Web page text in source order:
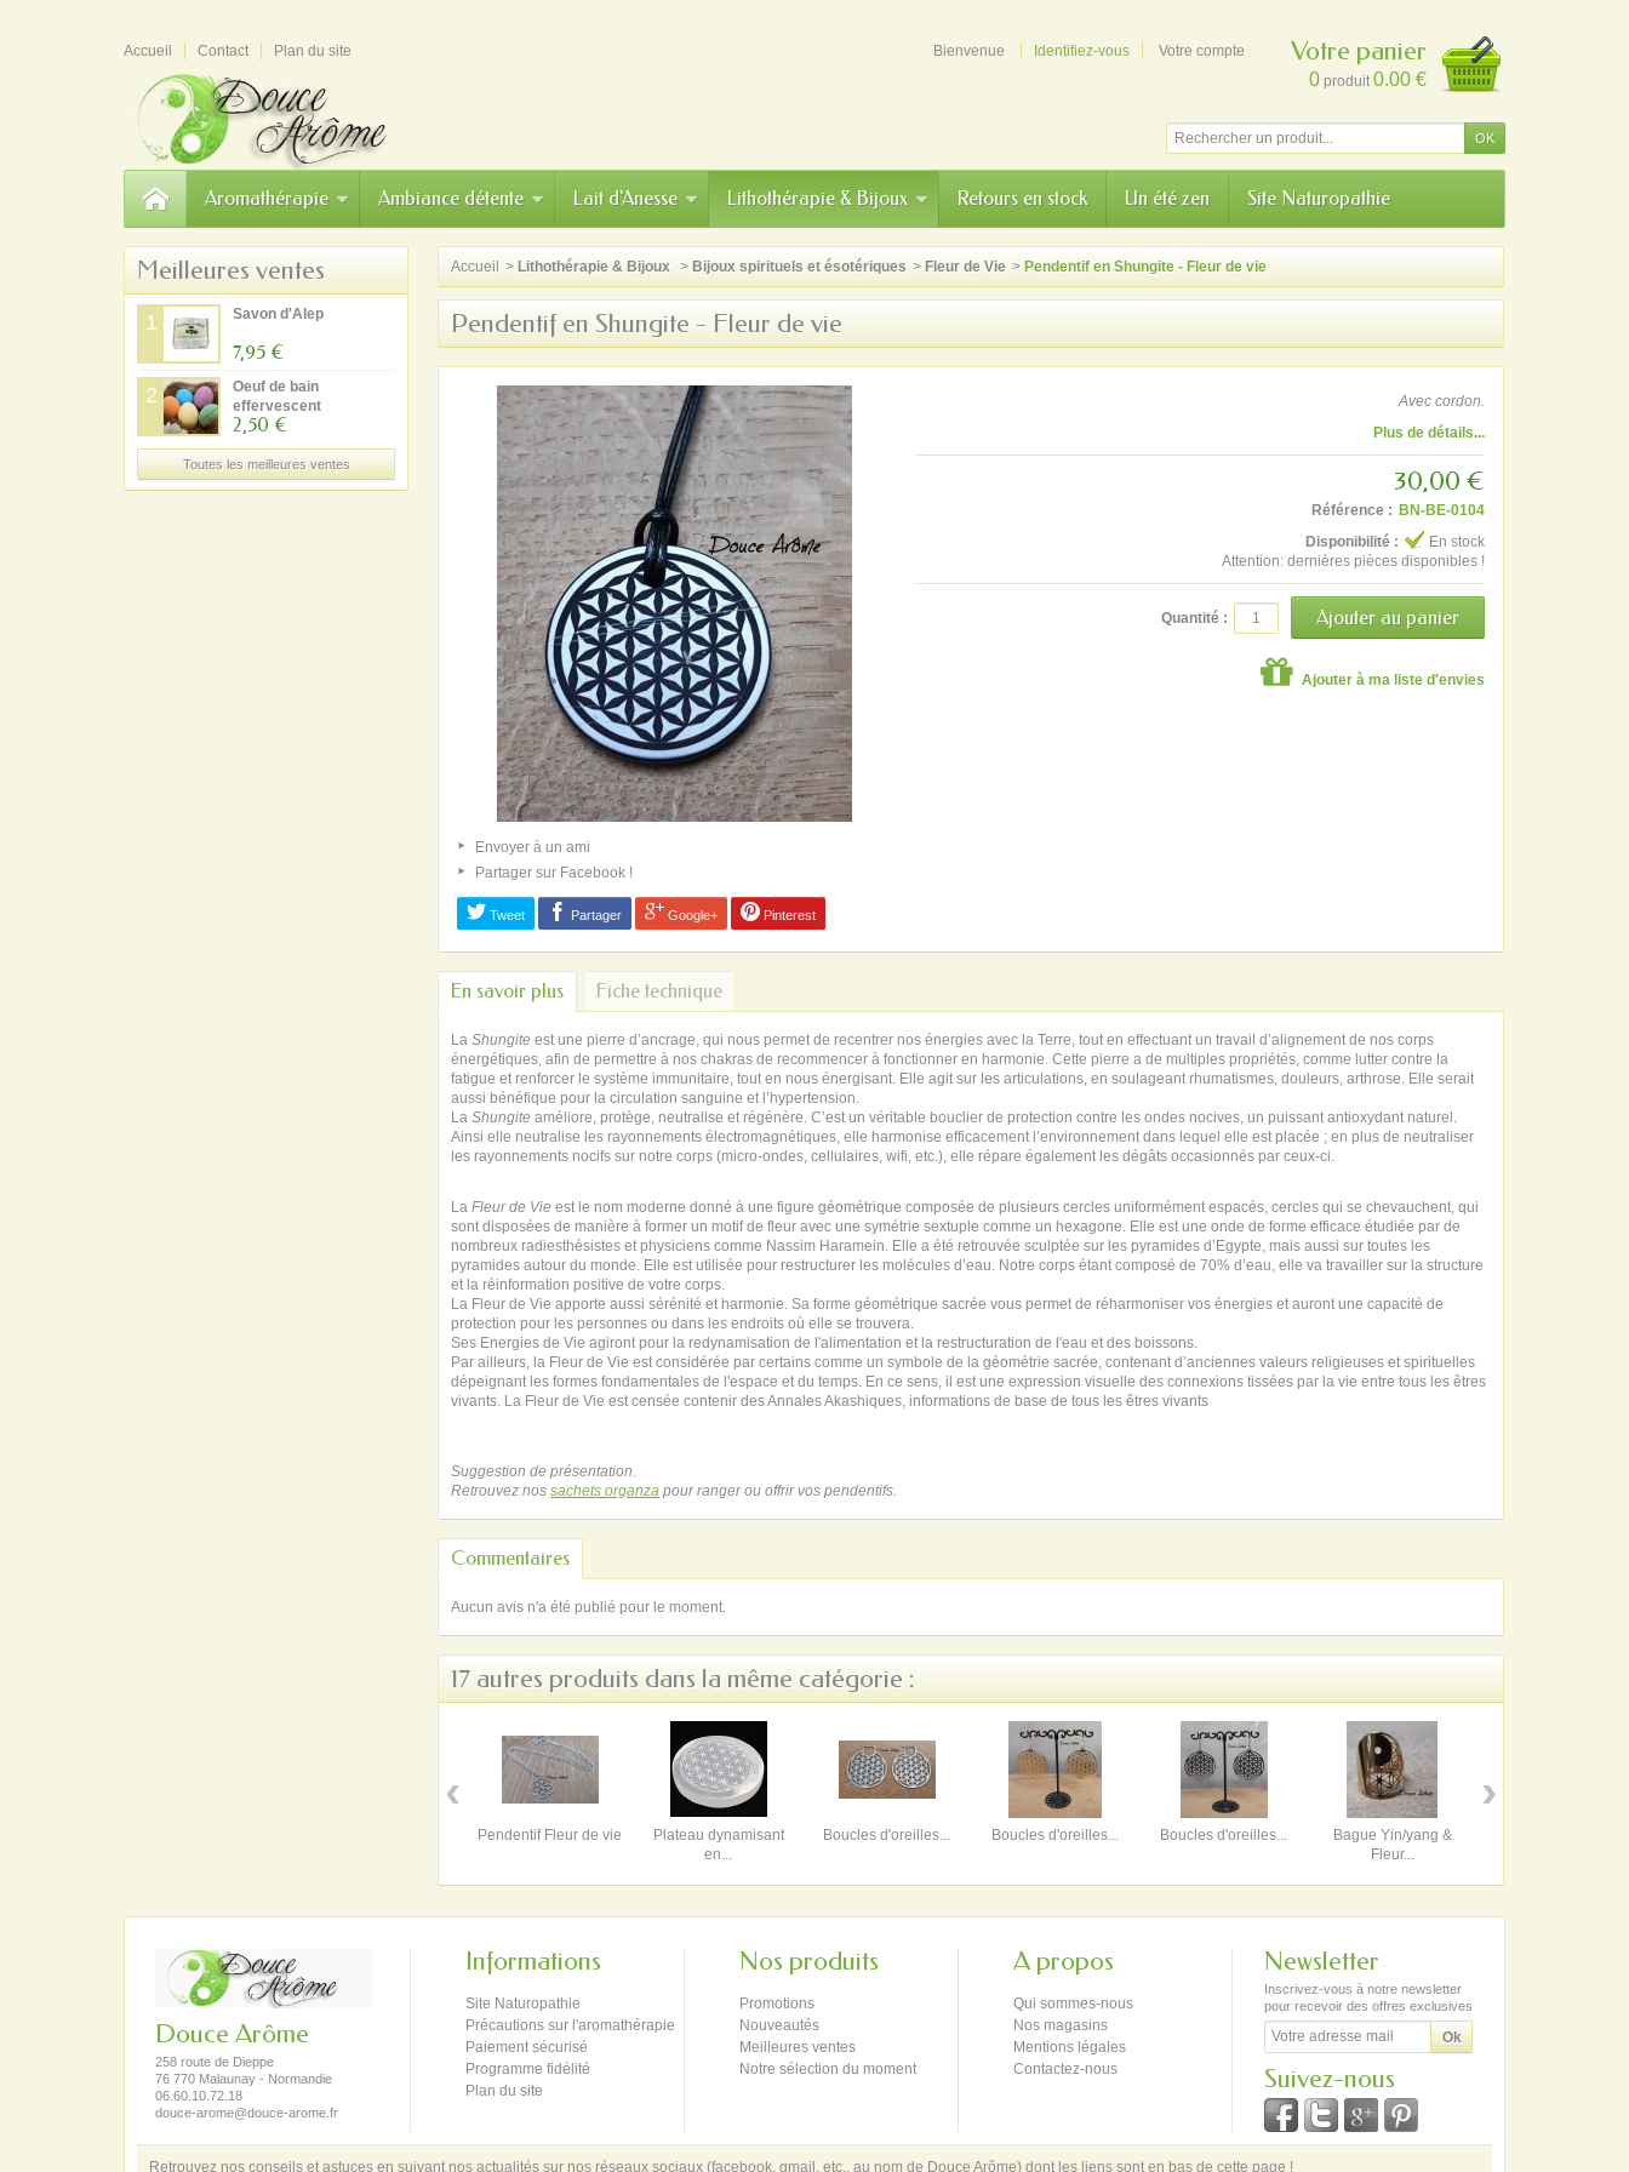
Accueil Contact Plan du site Bienvenue Identifiez-vous Votre compte Votre panier
0 produit 0.00 €
Aromathérapie Ambiance détente Lait d'Anesse Lithothérapie & Bijoux Retours en stock Un été zen Site Naturopathie
Meilleures ventes
1 Savon d'Alep
7,95 €
2
Oeuf de bain
effervescent
2,50 €
Toutes les meilleures ventes
Accueil > Lithothérapie & Bijoux > Bijoux spirituels et ésotériques > Fleur de Vie > Pendentif en Shungite - Fleur de vie
Pendentif en Shungite - Fleur de vie
Envoyer à un ami
Partager sur Facebook !
Tweet Partager Google+ Pinterest
Avec cordon.
Plus de détails...
30,00 €
Référence : BN-BE-0104
Disponibilité :
En stock
Attention: dernières pièces disponibles !
Quantité :
Ajouter à ma liste d'envies
En savoir plus Fiche technique
La Shungite est une pierre d’ancrage, qui nous permet de recentrer nos énergies avec la Terre, tout en effectuant un travail d’alignement de nos corps
énergétiques, afin de permettre à nos chakras de recommencer à fonctionner en harmonie. Cette pierre a de multiples propriétés, comme lutter contre la
fatigue et renforcer le système immunitaire, tout en nous énergisant. Elle agit sur les articulations, en soulageant rhumatismes, douleurs, arthrose. Elle serait
aussi bénéfique pour la circulation sanguine et l’hypertension.
La Shungite améliore, protège, neutralise et régénère. C’est un véritable bouclier de protection contre les ondes nocives, un puissant antioxydant naturel.
Ainsi elle neutralise les rayonnements électromagnétiques, elle harmonise efficacement l’environnement dans lequel elle est placée ; en plus de neutraliser
les rayonnements nocifs sur notre corps (micro-ondes, cellulaires, wifi, etc.), elle répare également les dégâts occasionnés par ceux-ci.
LaFleur de Vie est le nom moderne donné à une figure géométrique composée de plusieurs cercles uniformément espacés, cercles qui se chevauchent, qui
sont disposées de manière à former un motif de fleur avec une symétrie sextuple comme un hexagone. Elle est une onde de forme efficace étudiée par de
nombreux radiesthésistes et physiciens comme Nassim Haramein. Elle a été retrouvée sculptée sur les pyramides d’Egypte, mais aussi sur toutes les
pyramides autour du monde. Elle est utilisée pour restructurer les molécules d’eau. Notre corps étant composé de 70% d’eau, elle va travailler sur la structure
et la réinformation positive de votre corps.
La Fleur de Vie apporte aussi sérénité et harmonie. Sa forme géométrique sacrée vous permet de réharmoniser vos énergies et auront une capacité de
protection pour les personnes ou dans les endroits où elle se trouvera.
Ses Energies de Vie agiront pour la redynamisation de l'alimentation et la restructuration de l'eau et des boissons.
Par ailleurs, la Fleur de Vie est considérée par certains comme un symbole de la géométrie sacrée, contenant d’anciennes valeurs religieuses et spirituelles
dépeignant les formes fondamentales de l'espace et du temps. En ce sens, il est une expression visuelle des connexions tissées par la vie entre tous les êtres
vivants. La Fleur de Vie est censée contenir des Annales Akashiques, informations de base de tous les êtres vivants
Suggestion de présentation.
Retrouvez nossachets organza pour ranger ou offrir vos pendentifs.
Commentaires
Aucun avis n'a été publié pour le moment.
17 autres produits dans la même catégorie :
Pendentif Fleur de vie
Plateau dynamisant
en...
Boucles d'oreilles... Boucles d'oreilles... Boucles d'oreilles...
Bague Yin/yang &
Fleur...
‹ ›
Douce Arôme
258 route de Dieppe
76 770 Malaunay - Normandie
06.60.10.72.18
douce-arome@douce-arome.fr
Informations
Site Naturopathie
Précautions sur l'aromathérapie
Paiement sécurisé
Programme fidélité
Plan du site
Nos produits
Promotions
Nouveautés
Meilleures ventes
Notre sélection du moment
A propos
Qui sommes-nous
Nos magasins
Mentions légales
Contactez-nous
Newsletter
Inscrivez-vous à notre newsletter
pour recevoir des offres exclusives
Suivez-nous
Retrouvez nos conseils et astuces en suivant nos actualités sur nos réseaux sociaux (facebook, gmail, etc.. au nom de Douce Arôme) dont les liens sont en bas de cette page !